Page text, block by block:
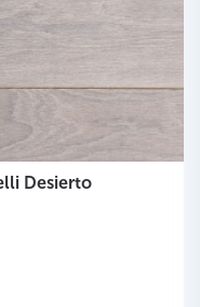
Desierto